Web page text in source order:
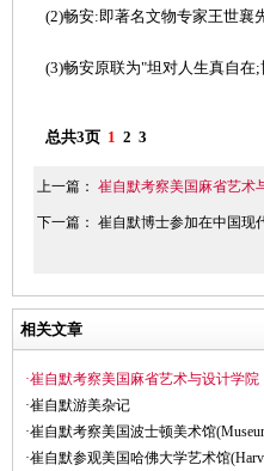
(2)畅安:即著名文物专家王世襄
(3)畅安原联为"坦对人生真自在
总共3页 1 2 3
上一篇： 崔自默考察美国麻省艺术
下一篇： 崔自默博士参加在中国现
相关文章
·崔自默考察美国麻省艺术与设计学院
·崔自默游美杂记
·崔自默考察美国波士顿美术馆
·崔自默参观美国哈佛大学艺术馆